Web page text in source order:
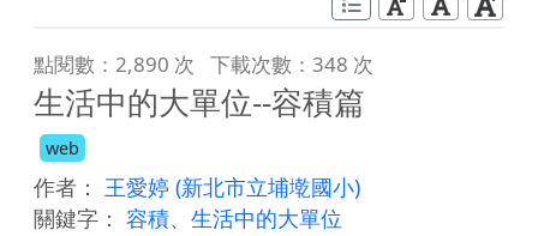
點閱數：2,890 次 下載次數：348 次
生活中的大單位--容積篇
web
作者： 王愛婷 (新北市立埔墘國小)
關鍵字： 容積、 生活中的大單位